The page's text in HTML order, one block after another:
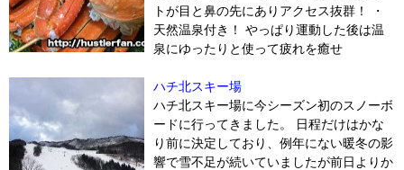
トが目と鼻の先にありアクセス抜群！ ・
天然温泉付き！ やっぱり運動した後は温
泉にゆったりと使って疲れを癒せ
ハチ北スキー場
ハチ北スキー場に今シーズン初のスノーボ
ードに行ってきました。 日程だけはかな
り前に決定しており、例年にない暖冬の影
響で雪不足が続いていましたが前日よりか